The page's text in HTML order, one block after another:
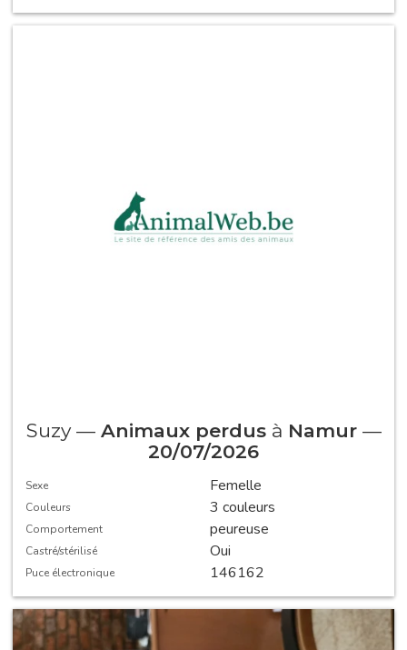
Suzy — Animaux perdusà Namur—
20/07/2026
Sexe Femelle
Couleurs 3 couleurs
Comportement peureuse
Castré/stérilisé Oui
Puce électronique 146162